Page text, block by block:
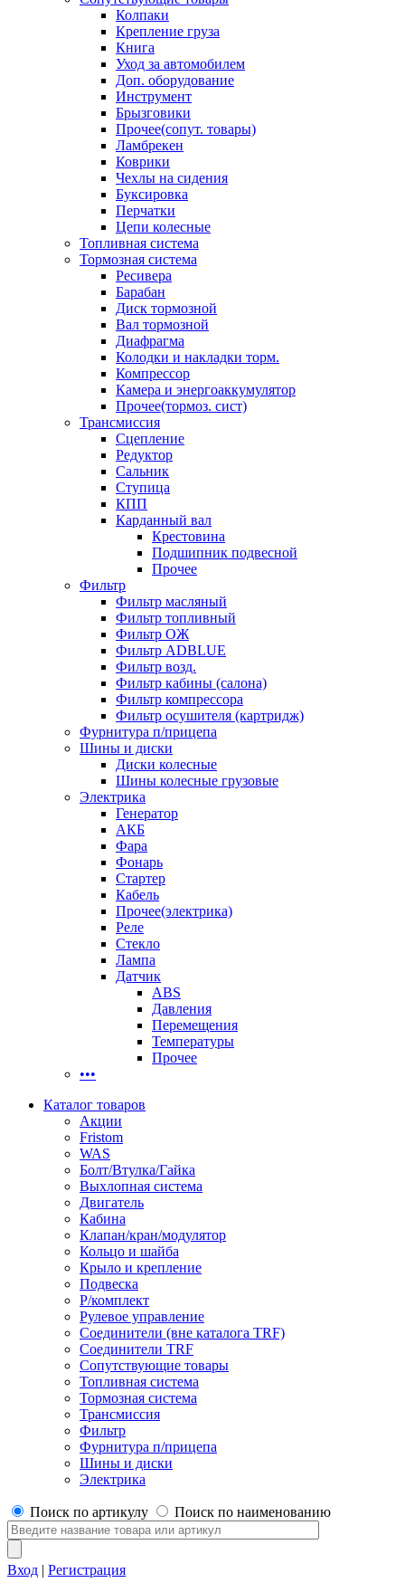
Колпаки
Крепление груза
Книга
Уход за автомобилем
Доп. оборудование
Инструмент
Брызговики
Прочее(сопут. товары)
Ламбрекен
Коврики
Чехлы на сидения
Буксировка
Перчатки
Цепи колесные
Топливная система
Тормозная система
Ресивера
Барабан
Диск тормозной
Вал тормозной
Диафрагма
Колодки и накладки торм.
Компрессор
Камера и энергоаккумулятор
Прочее(тормоз. сист)
Трансмиссия
Сцепление
Редуктор
Сальник
Ступица
КПП
Карданный вал
Крестовина
Подшипник подвесной
Прочее
Фильтр
Фильтр масляный
Фильтр топливный
Фильтр ОЖ
Фильтр ADBLUE
Фильтр возд.
Фильтр кабины (салона)
Фильтр компрессора
Фильтр осушителя (картридж)
Фурнитура п/прицепа
Шины и диски
Диски колесные
Шины колесные грузовые
Электрика
Генератор
АКБ
Фара
Фонарь
Стартер
Кабель
Прочее(электрика)
Реле
Стекло
Лампа
Датчик
ABS
Давления
Перемещения
Температуры
Прочее
•••
Каталог товаров
Акции
Fristom
WAS
Болт/Втулка/Гайка
Выхлопная система
Двигатель
Кабина
Клапан/кран/модулятор
Кольцо и шайба
Крыло и крепление
Подвеска
Р/комплект
Рулевое управление
Соединители (вне каталога TRF)
Соединители TRF
Сопутствующие товары
Топливная система
Тормозная система
Трансмиссия
Фильтр
Фурнитура п/прицепа
Шины и диски
Электрика
Поиск по артикулу Поиск по наименованию
Вход | Регистрация